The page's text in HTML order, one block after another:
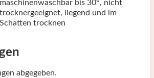
maschinenwaschbar bis 30°, nicht
trocknergeeignet, liegend und im
Schatten trocknen
abgegeben.